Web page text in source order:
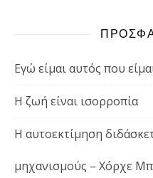
Εγώ είμαι αυτός που
Η ζωή είναι ισορροπία
Η αυτοεκτίμηση
μηχανισμούς – Χόρχε